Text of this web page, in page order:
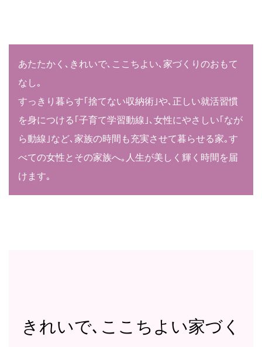
あたたかく､きれいで､ここちよい､家づくりのおもて
なし｡
すっきり暮らす｢捨てない収納術｣や､正しい就活習慣
を身につける｢子育て学習動線｣､女性にやさしい｢なが
ら動線｣など､家族の時間も充実させて暮らせる家｡す
べての女性とその家族へ｡人生が美しく輝く時間を届
けます｡
きれいで､ここちよい家づく